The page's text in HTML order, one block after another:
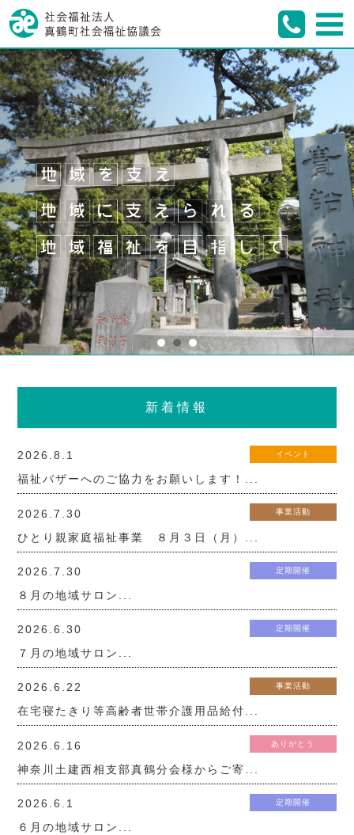
新着情報
2026.8.1 イベント
福祉バザーへのご協力をお願いします！...
2026.7.30 事業活動
ひとり親家庭福祉事業 ８月３日（月）...
2026.7.30 定期開催
８月の地域サロン...
2026.6.30 定期開催
７月の地域サロン...
2026.6.22 事業活動
在宅寝たきり等高齢者世帯介護用品給付...
2026.6.16 ありがとう
神奈川土建西相支部真鶴分会様からご寄...
2026.6.1 定期開催
６月の地域サロン...